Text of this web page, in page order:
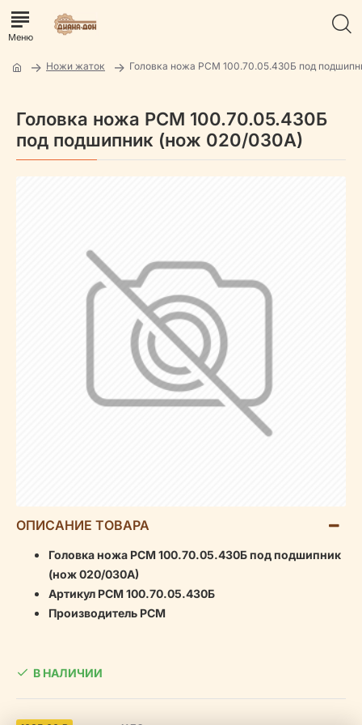
Ножи жаток Головка ножа РСМ 100.70.05.430Б под
Головка ножа РСМ 100.70.05.430Б
под подшипник (нож 020/030А)
ОПИСАНИЕ ТОВАРА
Головка ножа РСМ 100.70.05.430Б под подшипник
(нож 020/030А)
Артикул РСМ 100.70.05.430Б
Производитель РСМ
В НАЛИЧИИ